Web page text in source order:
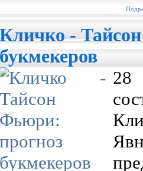
Кличко -
букмекеров
28